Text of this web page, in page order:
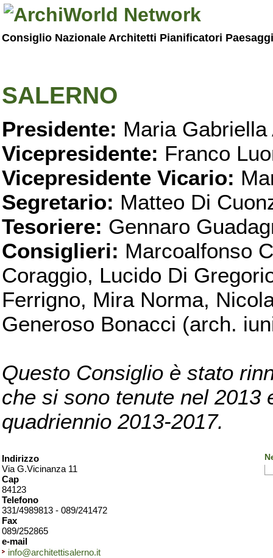
Consiglio Nazionale Architetti Pianificatori
SALERNO
Presidente: Maria Gabriella
Vicepresidente: Franco
Vicepresidente Vicario:
Segretario: Matteo Di
Tesoriere: Gennaro
Consiglieri: Marcoalfonso
Coraggio, Lucido Di
Ferrigno, Mira Norma,
Generoso Bonacci (arch.
Questo Consiglio è stato
che si sono tenute nel 2013
quadriennio 2013-2017.
Indirizzo
Via G.Vicinanza 11
Cap
84123
Telefono
331/4989813 - 089/241472
Fax
089/252865
e-mail
info@architettisalerno.it